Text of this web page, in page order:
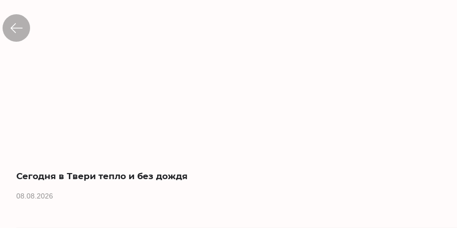
Сегодня в Твери тепло и без дождя
08.08.2026